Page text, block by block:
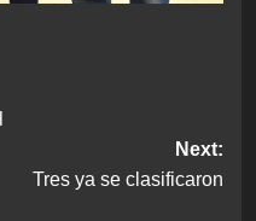
Next:
Tres ya se clasificaron